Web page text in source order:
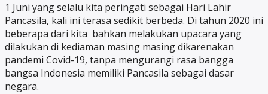
1 Juni yang selalu kita peringati sebagai Hari Lahir
Pancasila, kali ini terasa sedikit berbeda. Di tahun 2020 ini
beberapa dari kita bahkan melakukan upacara yang
dilakukan di kediaman masing masing dikarenakan
pandemi Covid-19, tanpa mengurangi rasa bangga
bangsa Indonesia memiliki Pancasila sebagai dasar
negara.